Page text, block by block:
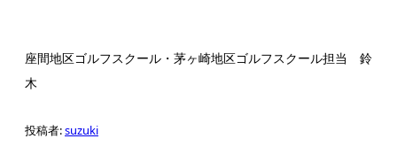
座間地区ゴルフスクール・茅ヶ崎地区ゴルフスクール担当 鈴
木
投稿者:suzuki